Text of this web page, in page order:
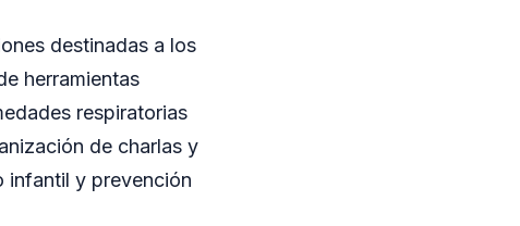
destinadas a los
herramientas
respiratorias
de charlas y
infantil y prevención